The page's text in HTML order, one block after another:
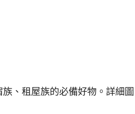
、租屋族的必備好物。詳細圖